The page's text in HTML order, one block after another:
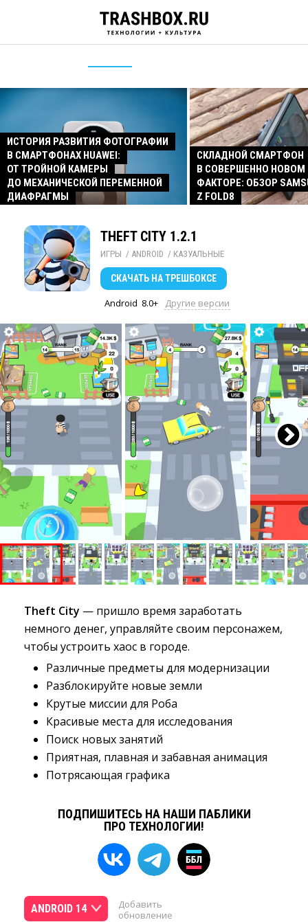
ИСТОРИЯ РАЗВИТИЯ ФОТОГРАФИИ
В СМАРТФОНАХ HUAWEI:
ОТ ТРОЙНОЙ КАМЕРЫ
ДО МЕХАНИЧЕСКОЙ ПЕРЕМЕННОЙ
ДИАФРАГМЫ
СКЛАДНОЙ СМАРТФОН
В СОВЕРШЕННО
ФАКТОРЕ: ОБЗОР
Z FOLD8
THEFT CITY 1.2.1
ИГРЫ / ANDROID / КАЗУАЛЬНЫЕ
СКАЧАТЬ НА ТРЕШБОКСЕ
Android 8.0+ Другие версии
Theft City — пришло время заработать
немного денег, управляйте своим персонажем,
чтобы устроить хаос в городе.
Различные предметы для модернизации
Разблокируйте новые земли
Крутые миссии для Роба
Красивые места для исследования
Поиск новых занятий
Приятная, плавная и забавная анимация
Потрясающая графика
ПОДПИШИТЕСЬ НА НАШИ ПАБЛИКИ
ПРО ТЕХНОЛОГИИ!
ANDROID 14
Добавить
обновление